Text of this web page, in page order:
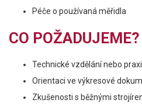
Péče o používaná měřidla
CO POŽADUJEME?
Technické vzdělání nebo
Orientaci ve výkresové
Zkušenosti s běžnými